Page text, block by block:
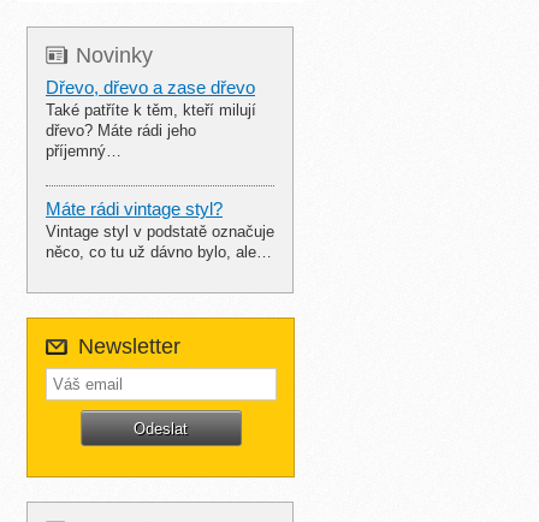
Novinky
Dřevo, dřevo a zase dřevo
Také patříte k těm, kteří milují
dřevo? Máte rádi jeho
příjemný…
Máte rádi vintage styl?
Vintage styl v podstatě označuje
něco, co tu už dávno bylo, ale…
Newsletter